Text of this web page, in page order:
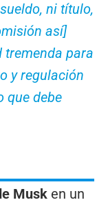
ni título,
así]
tremenda para
y regulación
que debe
Musk en un